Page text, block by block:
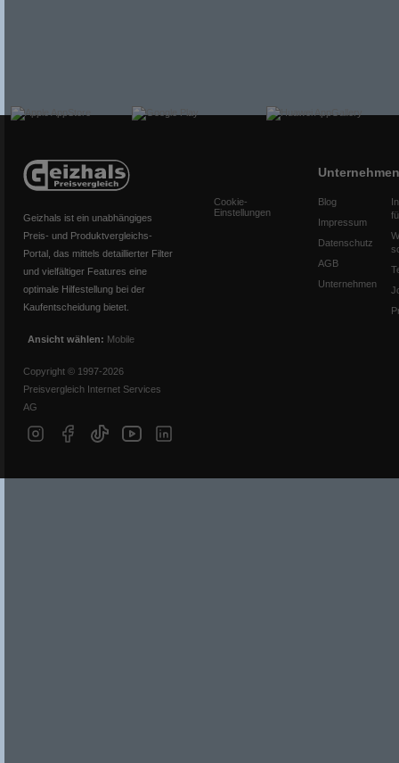
Geizhals ist ein unabhängiges
Preis- und Produktvergleichs-
Portal, das mittels detaillierter Filter
und vielfältiger Features eine
optimale Hilfestellung bei der
Kaufentscheidung bietet.
Ansicht wählen: Mobile
Copyright © 1997-2026
Preisvergleich Internet Services
AG
Cookie-
Einstellungen
Unternehmen
Blog
Impressum
Datenschutz
AGB
Unternehmen